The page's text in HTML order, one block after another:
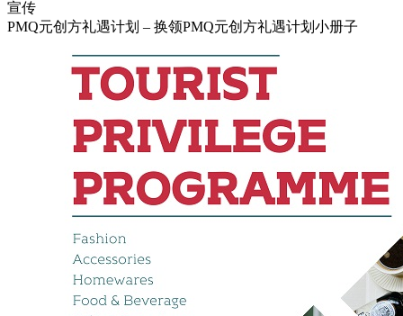
宣传
PMQ元创方礼遇计划 – 换领PMQ元创方礼遇计划小册子